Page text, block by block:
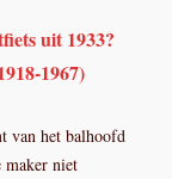
uit 1933?
1967)
van het balhoofd
maker niet